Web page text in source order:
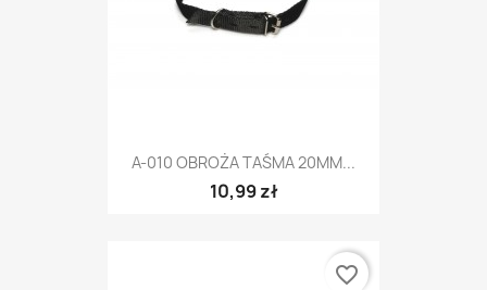
A-010 OBROŻA TAŚMA 20MM...
10,99 zł
favorite_border